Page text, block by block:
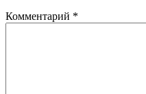
Комментарий *